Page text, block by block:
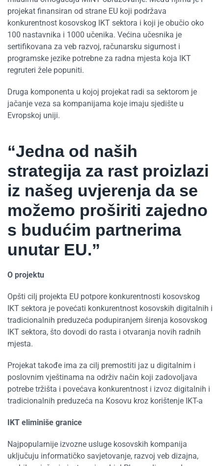
projekat finansiran od strane EU koji podržava
konkurentnost kosovskog IKT sektora i koji je obučio oko
100 nastavnika i 1000 učenika. Većina učesnika je
sertifikovana za veb razvoj, računarsku sigurnost i
programske jezike potrebne za radna mjesta koja IKT
regruteri žele popuniti.
Druga komponenta u kojoj projekat radi sa sektorom je
jačanje veza sa kompanijama koje imaju sjedište u
Evropskoj uniji.
“Jedna od naših
strategija za rast proizlazi
iz našeg uvjerenja da se
možemo proširiti zajedno
s budućim partnerima
unutar EU.”
O projektu
Opšti cilj projekta EU potpore konkurentnosti kosovskog
IKT sektora je povećati konkurentnost kosovskih digitalnih i
tradicionalnih preduzeća podupiranjem širenja kosovskog
IKT sektora, što dovodi do rasta i otvaranja novih radnih
mjesta.
Projekat takođe ima za cilj premostiti jaz u digitalnim i
poslovnim vještinama na održiv način koji zadovoljava
potrebe tržišta i povećava konkurentnost i izvoz digitalnih i
tradicionalnih preduzeća na Kosovu kroz korištenje IKT-a
IKT eliminiše granice
Najpopularnije izvozne usluge kosovskih kompanija
uključuju informatičko savjetovanje, razvoj veb dizajna,